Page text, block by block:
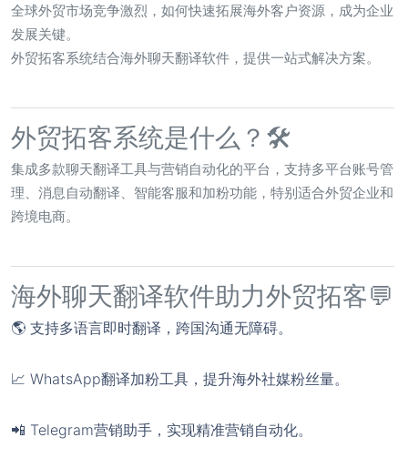
全球外贸市场竞争激烈，如何快速拓展海外客户资源，成为企业
发展关键。
外贸拓客系统结合海外聊天翻译软件，提供一站式解决方案。
外贸拓客系统是什么？🛠️
集成多款聊天翻译工具与营销自动化的平台，支持多平台账号管
理、消息自动翻译、智能客服和加粉功能，特别适合外贸企业和
跨境电商。
海外聊天翻译软件助力外贸拓客💬
🌎 支持多语言即时翻译，跨国沟通无障碍。
📈 WhatsApp翻译加粉工具，提升海外社媒粉丝量。
📲 Telegram营销助手，实现精准营销自动化。